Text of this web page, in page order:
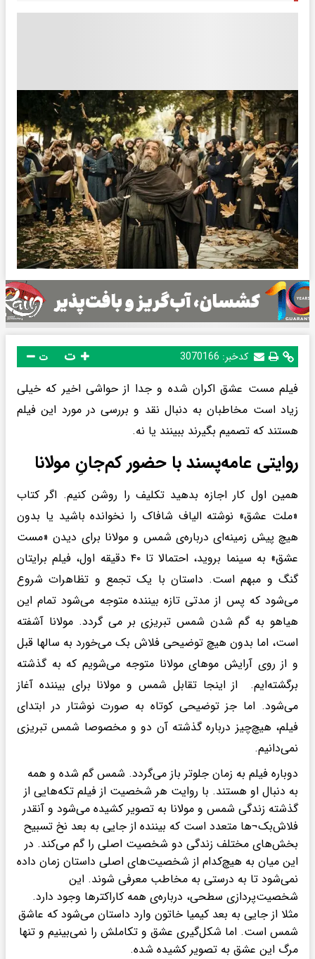
کدخبر: 3070166 ت
فیلم مست عشق اکران شده و جدا از حواشی اخیر که خیلی
زیاد است مخاطبان به دنبال نقد و بررسی در مورد این فیلم
هستند که تصمیم بگیرند ببینند یا نه.
روایتی عامه‌پسند با حضور کم‌جانِ مولانا
همین اول کار اجازه بدهید تکلیف را روشن کنیم. اگر کتاب
«ملت عشق» نوشته الیاف شافاک را نخوانده باشید یا بدون
هیچ پیش زمینه‌ای درباره‌ی شمس و مولانا برای دیدن «مست
عشق» به سینما بروید، احتمالا تا ۴۰ دقیقه اول، فیلم برایتان
گنگ و مبهم است. داستان با یک تجمع و تظاهرات شروع
می‌شود که پس از مدتی تازه بیننده متوجه می‌شود تمام این
هیاهو به گم شدن شمس تبریزی بر می گردد. مولانا آشفته
است، اما بدون هیچ توضیحی فلاش بک می‌خورد به سالها قبل
و از روی آرایش مو‌های مولانا متوجه می‌شویم که به گذشته
برگشته‌ایم. از اینجا تقابل شمس و مولانا برای بیننده آغاز
می‌شود. اما جز توضیحی کوتاه به صورت نوشتار در ابتدای
فیلم، هیچ‌چیز درباره گذشته آن دو و مخصوصا شمس تبریزی
نمی‌دانیم.
دوباره فیلم به زمان جلوتر باز می‌گردد. شمس گم شده و همه
به دنبال او هستند. با روایت هر شخصیت از فیلم تکه‌هایی از
گذشته زندگی شمس و مولانا به تصویر کشیده می‌شود و آنقدر
فلاش‌بک¬ها متعدد است که بیننده از جایی به بعد نخ تسبیح
بخش‌های مختلف زندگی دو شخصیت اصلی را گم می‌کند. در
این میان به هیچ‌کدام از شخصیت‌های اصلی داستان زمان داده
نمی‌شود تا به درستی به مخاطب معرفی شوند. این
شخصیت‌پردازی سطحی، درباره‌ی همه کاراکتر‌ها وجود دارد.
مثلا از جایی به بعد کیمیا خاتون وارد داستان می‌شود که عاشق
شمس است. اما شکل‌گیری عشق و تکاملش را نمی‌بینیم و تنها
مرگ این عشق به تصویر کشیده شده.